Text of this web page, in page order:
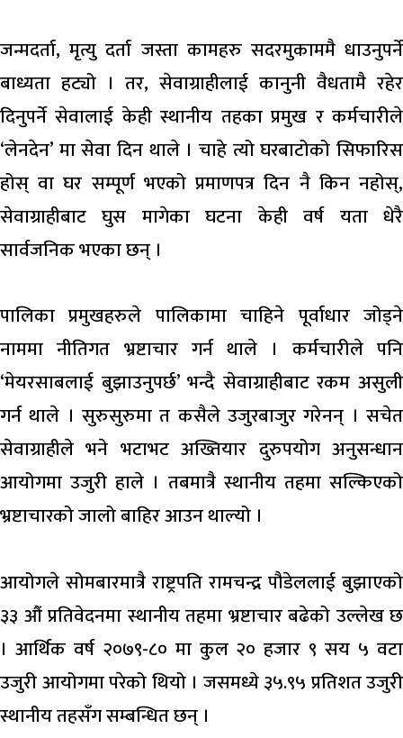
जन्मदर्ता, मृत्यु दर्ता जस्ता कामहरु सदरमुकाममै धाउनुपर्ने
बाध्यता हट्यो । तर, सेवाग्राहीलाई कानुनी वैधतामै रहेर
दिनुपर्ने सेवालाई केही स्थानीय तहका प्रमुख र कर्मचारीले
‘लेनदेन’ मा सेवा दिन थाले । चाहे त्यो घरबाटोको सिफारिस
होस् वा घर सम्पूर्ण भएको प्रमाणपत्र दिन नै किन नहोस्,
सेवाग्राहीबाट घुस मागेका घटना केही वर्ष यता धेरै
सार्वजनिक भएका छन् ।
पालिका प्रमुखहरुले पालिकामा चाहिने पूर्वाधार जोड्ने
नाममा नीतिगत भ्रष्टाचार गर्न थाले । कर्मचारीले पनि
‘मेयरसाबलाई बुझाउनुपर्छ’ भन्दै सेवाग्राहीबाट रकम असुली
गर्न थाले । सुरुसुरुमा त कसैले उजुरबाजुर गरेनन् । सचेत
सेवाग्राहीले भने भटाभट अख्तियार दुरुपयोग अनुसन्धान
आयोगमा उजुरी हाले । तबमात्रै स्थानीय तहमा सल्किएको
भ्रष्टाचारको जालो बाहिर आउन थाल्यो ।
आयोगले सोमबारमात्रै राष्ट्रपति रामचन्द्र पौडेललाई बुझाएको
३३ औं प्रतिवेदनमा स्थानीय तहमा भ्रष्टाचार बढेको उल्लेख छ
। आर्थिक वर्ष २०७९-८० मा कुल २० हजार ९ सय ५ वटा
उजुरी आयोगमा परेको थियो । जसमध्ये ३५.९५ प्रतिशत उजुरी
स्थानीय तहसँग सम्बन्धित छन् ।